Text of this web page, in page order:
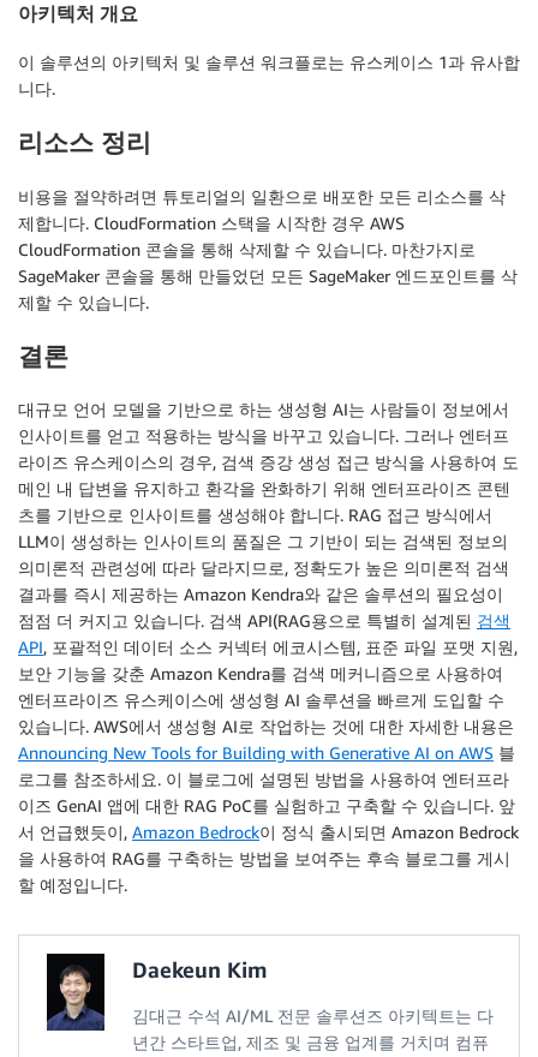
아키텍처 개요
이 솔루션의 아키텍처 및 솔루션 워크플로는 유스케이스 1과 유사합
니다.
리소스 정리
비용을 절약하려면 튜토리얼의 일환으로 배포한 모든 리소스를 삭
제합니다. CloudFormation 스택을 시작한 경우 AWS
CloudFormation 콘솔을 통해 삭제할 수 있습니다. 마찬가지로
SageMaker 콘솔을 통해 만들었던 모든 SageMaker 엔드포인트를 삭
제할 수 있습니다.
결론
대규모 언어 모델을 기반으로 하는 생성형 AI는 사람들이 정보에서
인사이트를 얻고 적용하는 방식을 바꾸고 있습니다. 그러나 엔터프
라이즈 유스케이스의 경우, 검색 증강 생성 접근 방식을 사용하여 도
메인 내 답변을 유지하고 환각을 완화하기 위해 엔터프라이즈 콘텐
츠를 기반으로 인사이트를 생성해야 합니다. RAG 접근 방식에서
LLM이 생성하는 인사이트의 품질은 그 기반이 되는 검색된 정보의
의미론적 관련성에 따라 달라지므로, 정확도가 높은 의미론적 검색
결과를 즉시 제공하는 Amazon Kendra와 같은 솔루션의 필요성이
점점 더 커지고 있습니다. 검색 API(RAG용으로 특별히 설계된 검색
API, 포괄적인 데이터 소스 커넥터 에코시스템, 표준 파일 포맷 지원,
보안 기능을 갖춘 Amazon Kendra를 검색 메커니즘으로 사용하여
엔터프라이즈 유스케이스에 생성형 AI 솔루션을 빠르게 도입할 수
있습니다. AWS에서 생성형 AI로 작업하는 것에 대한 자세한 내용은
Announcing New Tools for Building with Generative AI on AWS 블
로그를 참조하세요. 이 블로그에 설명된 방법을 사용하여 엔터프라
이즈 GenAI 앱에 대한 RAG PoC를 실험하고 구축할 수 있습니다. 앞
서 언급했듯이, Amazon Bedrock이 정식 출시되면 Amazon Bedrock
을 사용하여 RAG를 구축하는 방법을 보여주는 후속 블로그를 게시
할 예정입니다.
Daekeun Kim
김대근 수석 AI/ML 전문 솔루션즈 아키텍트는 다
년간 스타트업, 제조 및 금융 업계를 거치며 컴퓨